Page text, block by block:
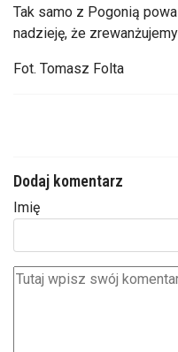
Tak samo z Pogonią
nadzieję, że
Fot. Tomasz Folta
Dodaj komentarz
Imię